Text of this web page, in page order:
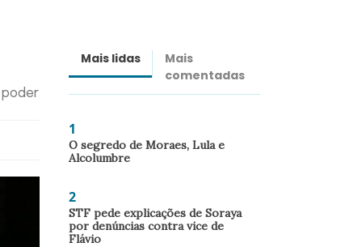
poder
Mais lidas
Mais
comentadas
1
O segredo de Moraes, Lula e
Alcolumbre
2
STF pede explicações de Soraya
por denúncias contra vice de
Flávio